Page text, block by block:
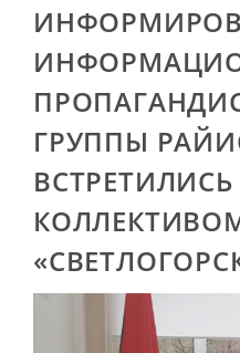
ГРУППЫ